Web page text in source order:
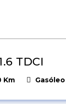
TDCI
Km Gasóleo